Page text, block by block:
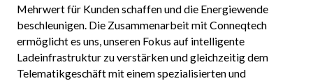
Mehrwert für Kunden schaffen und die Energiewende
beschleunigen. Die Zusammenarbeit mit Conneqtech
ermöglicht es uns, unseren Fokus auf intelligente
Ladeinfrastruktur zu verstärken und gleichzeitig dem
Telematikgeschäft mit einem spezialisierten und